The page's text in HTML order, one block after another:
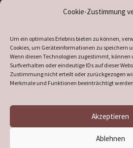
Cookie-Zustimmung
Um ein optimales Erlebnis bieten zu können,
Cookies, um Geräteinformationen zu speichern
Wenn diesen Technologien zugestimmt, können
Surfverhalten oder eindeutige IDs auf dieser
Zustimmung nicht erteilt oder zurückgezogen
Merkmale und Funktionen beeinträchtigt
Akzeptieren
Ablehnen
supported by DÖ
Heimatverein Verl– Alle